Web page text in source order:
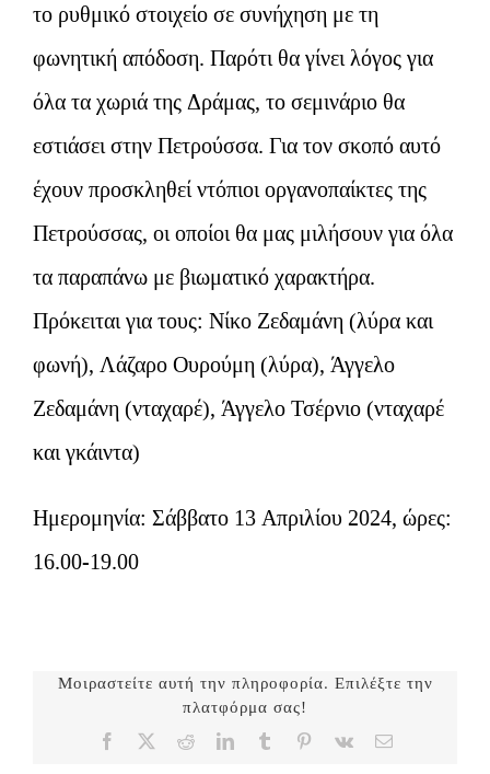
το ρυθμικό στοιχείο σε συνήχηση με τη
φωνητική απόδοση. Παρότι θα γίνει λόγος για
όλα τα χωριά της Δράμας, το σεμινάριο θα
εστιάσει στην Πετρούσσα. Για τον σκοπό αυτό
έχουν προσκληθεί ντόπιοι οργανοπαίκτες της
Πετρούσσας, οι οποίοι θα μας μιλήσουν για όλα
τα παραπάνω με βιωματικό χαρακτήρα.
Πρόκειται για τους: Νίκο Ζεδαμάνη (λύρα και
φωνή), Λάζαρο Ουρούμη (λύρα), Άγγελο
Ζεδαμάνη (νταχαρέ), Άγγελο Τσέρνιο (νταχαρέ
και γκάιντα)
Ημερομηνία: Σάββατο 13 Απριλίου 2024, ώρες:
16.00-19.00
Μοιραστείτε αυτή την πληροφορία. Επιλέξτε την
πλατφόρμα σας!
Facebook
RedditLinkedInTumblr Pinterest
Vk Email